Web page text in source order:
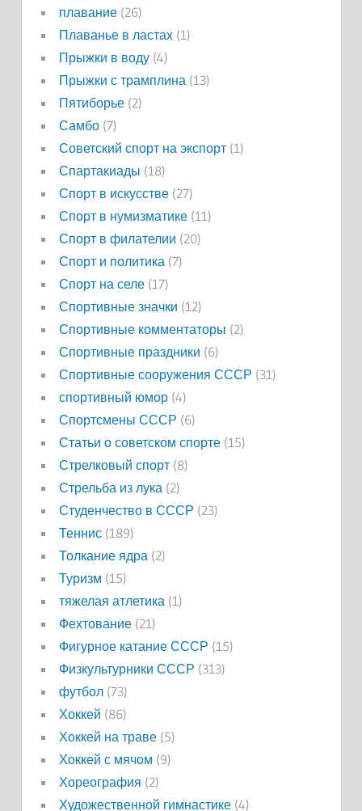
плавание(26)
Плаванье в ластах(1)
Прыжки в воду(4)
Прыжки с трамплина (13)
Пятиборье(2)
Самбо(7)
Советский спорт на экспорт(1)
Спартакиады (18)
Спорт в искусстве(27)
Спорт в нумизматике(11)
Спорт в филателии (20)
Спорт и политика (7)
Спорт на селе(17)
Спортивные значки (12)
Спортивные комментаторы (2)
Спортивные праздники (6)
Спортивные сооружения СССР (31)
спортивный юмор(4)
Спортсмены СССР (6)
Статьи о советском спорте(15)
Стрелковый спорт(8)
Стрельба из лука (2)
Студенчество в СССР (23)
Теннис(189)
Толкание ядра (2)
Туризм (15)
тяжелая атлетика (1)
Фехтование(21)
Фигурное катание СССР (15)
Физкультурники СССР (313)
футбол(73)
Хоккей (86)
Хоккей на траве(5)
Хоккей с мячом (9)
Хореография (2)
Художественной гимнастике(4)